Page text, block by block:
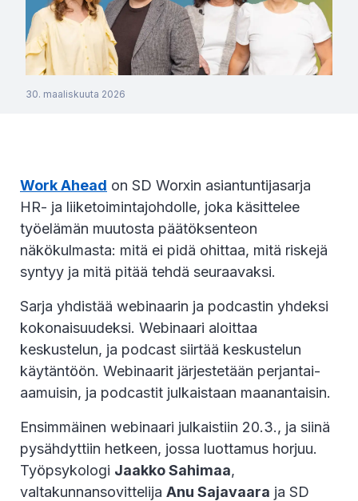
30. maaliskuuta 2026
Work Ahead on SD Worxin asiantuntijasarja
HR- ja liiketoimintajohdolle, joka käsittelee
työelämän muutosta päätöksenteon
näkökulmasta: mitä ei pidä ohittaa, mitä riskejä
syntyy ja mitä pitää tehdä seuraavaksi.
Sarja yhdistää webinaarin ja podcastin yhdeksi
kokonaisuudeksi. Webinaari aloittaa
keskustelun, ja podcast siirtää keskustelun
käytäntöön. Webinaarit järjestetään perjantai-
aamuisin, ja podcastit julkaistaan maanantaisin.
Ensimmäinen webinaari julkaistiin 20.3., ja siinä
pysähdyttiin hetkeen, jossa luottamus horjuu.
Työpsykologi Jaakko Sahimaa,
valtakunnansovittelija Anu Sajavaara ja SD